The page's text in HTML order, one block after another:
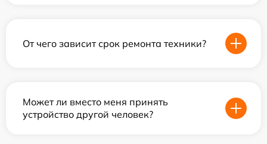
От чего зависит срок ремонта техники?
Может ли вместо меня принять
устройство другой человек?